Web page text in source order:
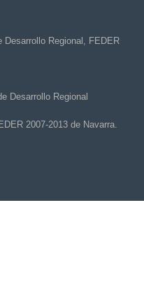
Desarrollo Regional
2007-2013 de Navarra.